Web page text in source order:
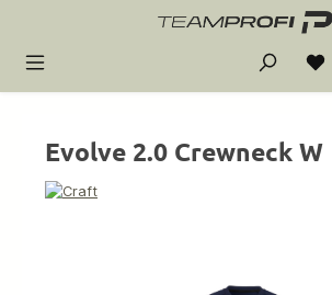
Zum Hauptinhalt springen
Evolve 2.0 Crewneck W